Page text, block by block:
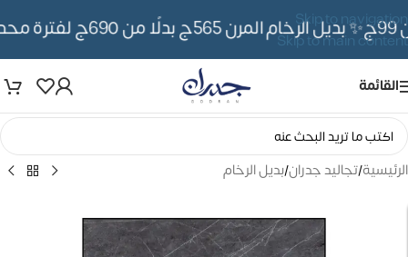
Skip to navigation
Skip to main content
✨ بديل الرخام المرن 565ج بدلًا من 690ج لفترة محدوده
القائمة
الرئيسية/تجاليد جدران/بديل الرخام